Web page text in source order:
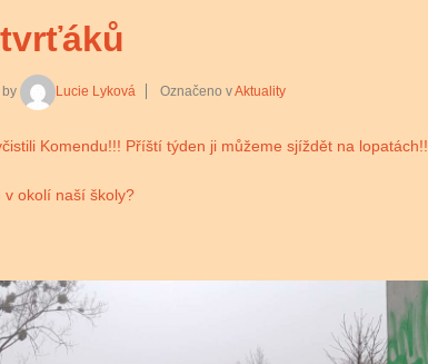
by Lucie Lyková Označeno vAktuality
Komendu!!! Příští týden ji můžeme sjíždět na
v okolí naší školy?